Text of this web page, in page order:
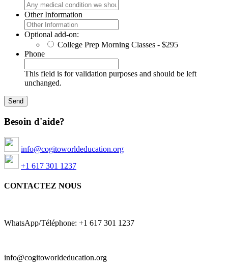
Other Information
Optional add-on:
College Prep Morning Classes - $295
Phone
This field is for validation purposes and should be left
unchanged.
Besoin d'aide?
info@cogitoworldeducation.org
+1 617 301 1237
CONTACTEZ NOUS
WhatsApp/Téléphone: +1 617 301 1237
info@cogitoworldeducation.org